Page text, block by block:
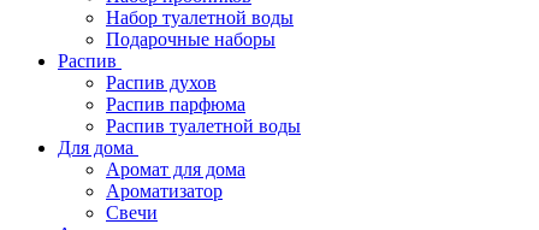
Набор туалетной воды
Подарочные наборы
Распив
Распив духов
Распив парфюма
Распив туалетной воды
Для дома
Аромат для дома
Ароматизатор
Свечи